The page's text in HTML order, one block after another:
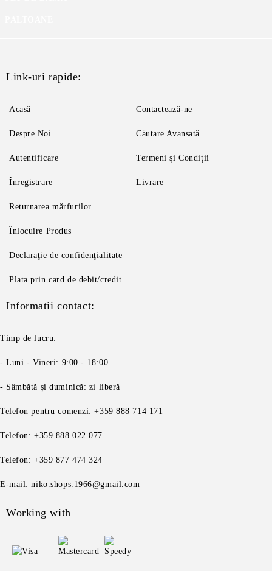
Link-uri rapide:
Acasă
Despre Noi
Autentificare
Înregistrare
Contactează-ne
Căutare Avansată
Termeni și Condiții
Livrare
Returnarea mărfurilor
Înlocuire Produs
Declaraţie de confidenţialitate
Plata prin card de debit/credit
Informatii contact:
Timp de lucru:
- Luni - Vineri: 9:00 - 18:00
- Sâmbătă și duminică: zi liberă
Telefon pentru comenzi: +359 888 714 171
Telefon: +359 888 022 077
Telefon: +359 877 474 324
E-mail: niko.shops.1966@gmail.com
Working with